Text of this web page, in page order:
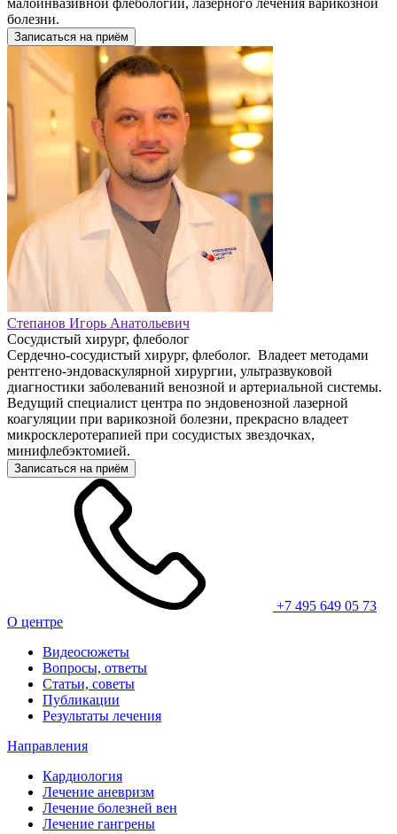
болезни.
Записаться на приём
Степанов Игорь Анатольевич
Сосудистый хирург, флеболог
Сердечно-сосудистый хирург, флеболог. Владеет методами
рентгено-эндоваскулярной хирургии, ультразвуковой
диагностики заболеваний венозной и артериальной системы.
Ведущий специалист центра по эндовенозной лазерной
коагуляции при варикозной болезни, прекрасно владеет
микросклеротерапией при сосудистых звездочках,
минифлебэктомией.
Записаться на приём
+7 495 649 05 73
О центре
Видеосюжеты
Вопросы, ответы
Статьи, советы
Публикации
Результаты лечения
Направления
Кардиология
Лечение аневризм
Лечение болезней вен
Лечение гангрены